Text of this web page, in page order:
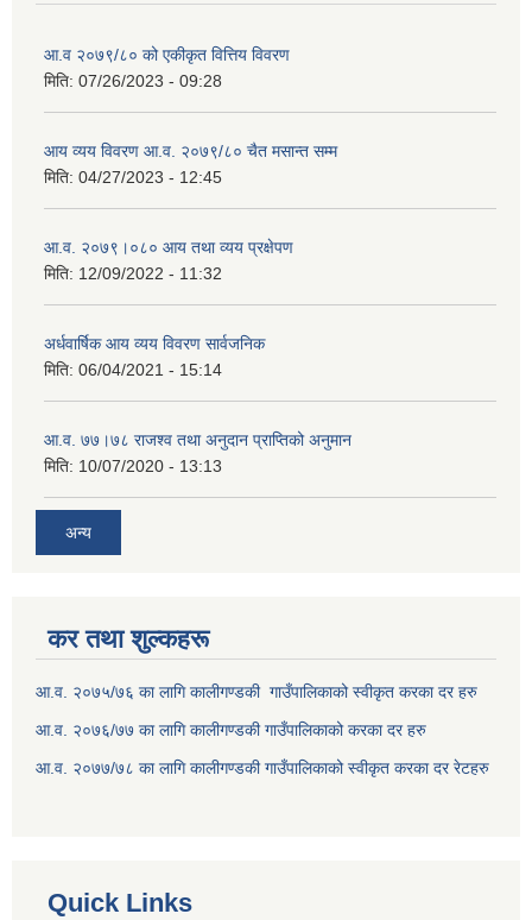
आ.व २०७९/८० को एकीकृत वित्तिय विवरण
मिति: 07/26/2023 - 09:28
आय व्यय विवरण आ.व. २०७९/८० चैत मसान्त सम्म
मिति: 04/27/2023 - 12:45
आ.व. २०७९।०८० आय तथा व्यय प्रक्षेपण
मिति: 12/09/2022 - 11:32
अर्धवार्षिक आय व्यय विवरण सार्वजनिक
मिति: 06/04/2021 - 15:14
आ.व. ७७।७८ राजश्व तथा अनुदान प्राप्तिको अनुमान
मिति: 10/07/2020 - 13:13
अन्य
कर तथा शुल्कहरू
आ.व. २०७५/७६ का लागि कालीगण्डकी गाउँपालिकाको स्वीकृत करका दर हरु
आ.व. २०७६/७७ का लागि कालीगण्डकी गाउँपालिकाको करका दर हरु
आ.व. २०७७/७८ का लागि कालीगण्डकी गाउँपालिकाको स्वीकृत करका दर रेटहरु
Quick Links